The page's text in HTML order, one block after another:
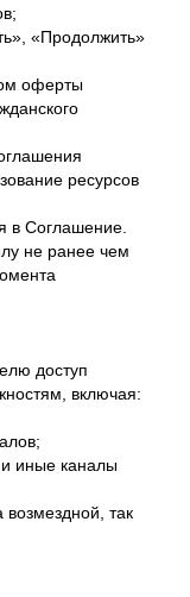
«Продолжить»
оферты
ресурсов
в Соглашение.
не ранее чем
доступ
включая:
иные каналы
возмездной, так